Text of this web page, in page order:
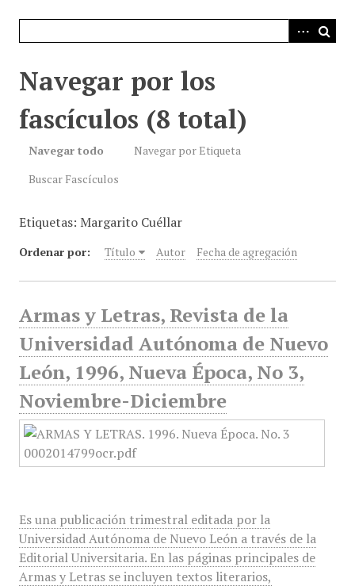
Navegar por los
fascículos (8 total)
Navegar todo
Navegar por Etiqueta
Buscar Fascículos
Etiquetas: Margarito Cuéllar
Ordenar por: Título Autor Fecha de agregación
Armas y Letras, Revista de la
Universidad Autónoma de Nuevo
León, 1996, Nueva Época, No 3,
Noviembre-Diciembre
Es una publicación trimestral editada por la
Universidad Autónoma de Nuevo León a través de la
Editorial Universitaria. En las páginas principales de
Armas y Letras se incluyen textos literarios,